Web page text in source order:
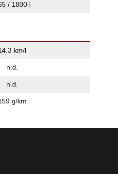
/ 1800 l
km/l
n.d.
n.d.
g/km